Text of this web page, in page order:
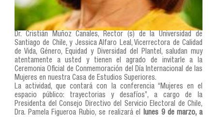
Dr. Cristián Muñoz Canales, Rector (s) de la Universidad de
Santiago de Chile, y Jessica Alfaro Leal, Vicerrectora de Calidad
de Vida, Género, Equidad y Diversidad del Plantel, saludan muy
atentamente a usted y tienen el agrado de invitarle a la
Ceremonia Oficial de Conmemoración del Día Internacional de las
Mujeres en nuestra Casa de Estudios Superiores.
La actividad, que contará con la conferencia “Mujeres en el
espacio público: trayectorias y desafíos”, a cargo de la
Presidenta del Consejo Directivo del Servicio Electoral de Chile,
Dra. Pamela Figueroa Rubio, se realizará el
lunes 9 de marzo, a